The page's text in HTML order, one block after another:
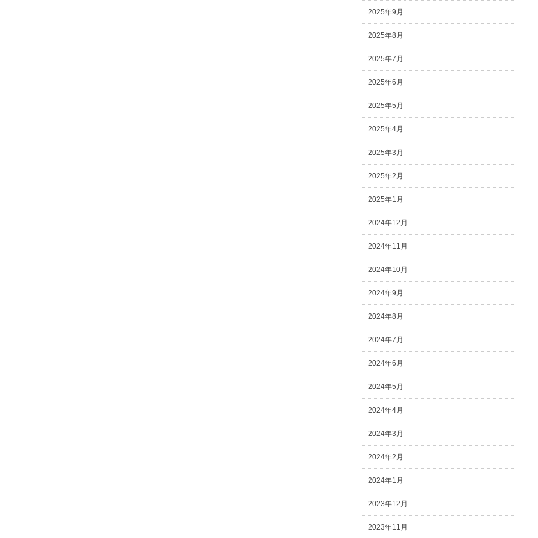
2025年9月
2025年8月
2025年7月
2025年6月
2025年5月
2025年4月
2025年3月
2025年2月
2025年1月
2024年12月
2024年11月
2024年10月
2024年9月
2024年8月
2024年7月
2024年6月
2024年5月
2024年4月
2024年3月
2024年2月
2024年1月
2023年12月
2023年11月